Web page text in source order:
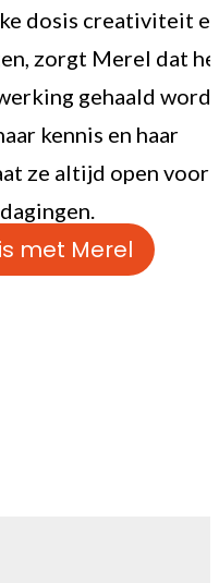
dosis creativiteit
zorgt Merel dat
gehaald
kennis en haar
ze altijd open voor
met Merel